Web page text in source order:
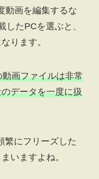
動画を編集するな
したPCを選ぶと、
ります。
画ファイルは非常
データを一度に扱
繁にフリーズした
いますよね。